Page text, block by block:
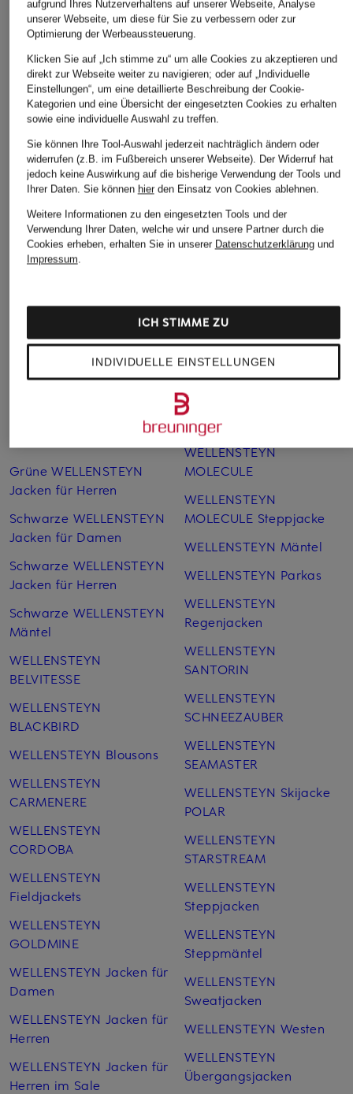
HUGO
Blouson BADAMO
CHF 279
BARENA VENEZIA
Cashmere-Blouson
GABIER
CHF 810
Ursprünglich:CHF 1'450
BARENA VENEZIA
GABIER
CHF 1'600
Weitere Kategorien
Blaue WELLENSTEYN
Grüne WELLENSTEYN
Jacken für Herren
Schwarze WELLENSTEYN
Jacken für Damen
Schwarze WELLENSTEYN
Jacken für Herren
Schwarze WELLENSTEYN
Mäntel
WELLENSTEYN
BELVITESSE
WELLENSTEYN
BLACKBIRD
WELLENSTEYN Blousons
WELLENSTEYN
CARMENERE
WELLENSTEYN
CORDOBA
WELLENSTEYN
Fieldjackets
WELLENSTEYN
GOLDMINE
WELLENSTEYN Jacken für
Damen
WELLENSTEYN Jacken für
Herren
WELLENSTEYN Jacken für
Herren im Sale
WELLENSTEYN Jacken
SALE
WELLENSTEYN MOL
WELLENSTEYN
MOLECULE
WELLENSTEYN
MOLECULE Steppjacke
WELLENSTEYN Mäntel
WELLENSTEYN Parkas
WELLENSTEYN
Regenjacken
WELLENSTEYN
SANTORIN
WELLENSTEYN
SCHNEEZAUBER
WELLENSTEYN
SEAMASTER
WELLENSTEYN Skijacke
POLAR
WELLENSTEYN
STARSTREAM
WELLENSTEYN
Steppjacken
WELLENSTEYN
Steppmäntel
WELLENSTEYN
Sweatjacken
WELLENSTEYN Westen
WELLENSTEYN
Übergangsjacken
aufgrund Ihres Nutzerverhaltens auf unserer Webseite, Analyse
unserer Webseite, um diese für Sie zu verbessern oder zur
Optimierung der Werbeaussteuerung.
Klicken Sie auf „Ich stimme zu“ um alle Cookies zu akzeptieren und
direkt zur Webseite weiter zu navigieren; oder auf „Individuelle
Einstellungen“, um eine detaillierte Beschreibung der Cookie-
Kategorien und eine Übersicht der eingesetzten Cookies zu erhalten
sowie eine individuelle Auswahl zu treffen.
Sie können Ihre Tool-Auswahl jederzeit nachträglich ändern oder
widerrufen (z.B. im Fußbereich unserer Webseite). Der Widerruf hat
jedoch keine Auswirkung auf die bisherige Verwendung der Tools und
Ihrer Daten. Sie können hierden Einsatz von Cookies ablehnen.
Weitere Informationen zu den eingesetzten Tools und der
Verwendung Ihrer Daten, welche wir und unsere Partner durch die
Cookies erheben, erhalten Sie in unserer Datenschutzerklärungund
Impressum.
INDIVIDUELLE EINSTELLUNGEN
ICH STIMME ZU